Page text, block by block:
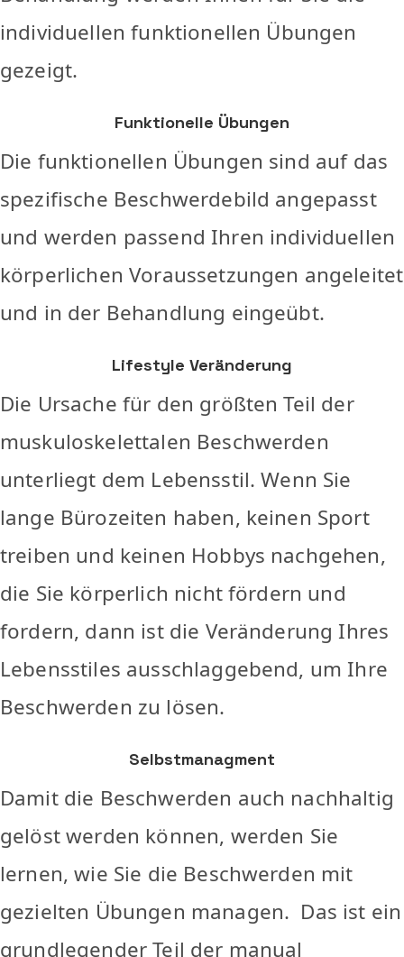
individuellen funktionellen Übungen
gezeigt.
Funktionelle Übungen
Die funktionellen Übungen sind auf das
spezifische Beschwerdebild angepasst
und werden passend Ihren individuellen
körperlichen Voraussetzungen angeleitet
und in der Behandlung eingeübt.
Lifestyle Veränderung
Die Ursache für den größten Teil der
muskuloskelettalen Beschwerden
unterliegt dem Lebensstil. Wenn Sie
lange Bürozeiten haben, keinen Sport
treiben und keinen Hobbys nachgehen,
die Sie körperlich nicht fördern und
fordern, dann ist die Veränderung Ihres
Lebensstiles ausschlaggebend, um Ihre
Beschwerden zu lösen.
Selbstmanagment
Damit die Beschwerden auch nachhaltig
gelöst werden können, werden Sie
lernen, wie Sie die Beschwerden mit
gezielten Übungen managen. Das ist ein
grundlegender Teil der manual